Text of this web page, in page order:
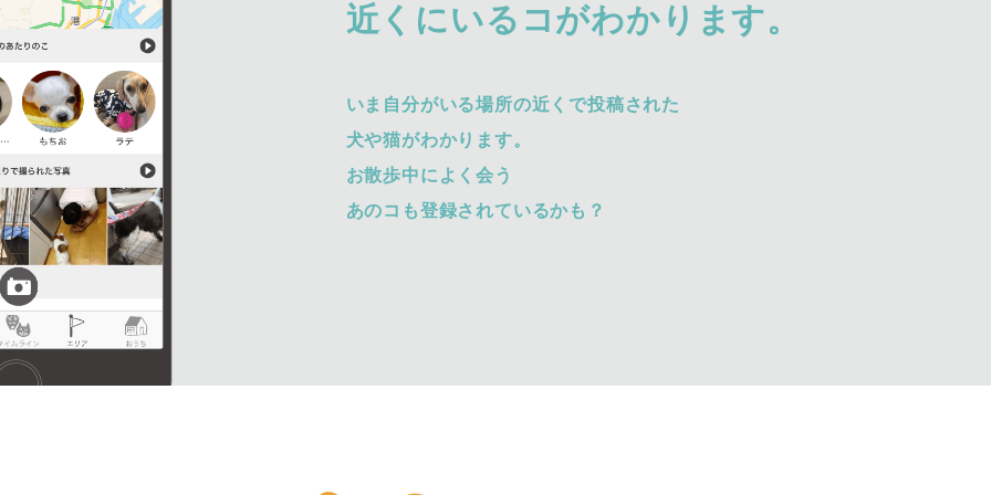
近くにいるコがわかります。
いま自分がいる場所の近くで投稿された
犬や猫がわかります。
お散歩中によく会う
あのコも登録されているかも？